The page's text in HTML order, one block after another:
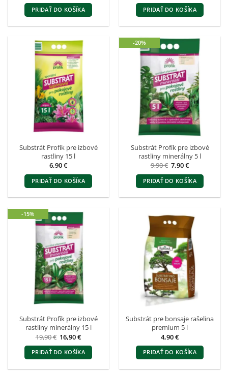
PRIDAŤ DO KOŠÍKA PRIDAŤ DO KOŠÍKA
Substrát Profík pre izbové
rastliny 15 l
6,90€
PRIDAŤ DO KOŠÍKA
-20%
Substrát Profík pre izbové
rastliny minerálny 5 l
9,90€ Pôvodná
bola:
9,90 €.
7,90€Aktuálna
je:
7,90 €.
PRIDAŤ DO KOŠÍKA
-15%
Substrát Profík pre izbové
rastliny minerálny 15 l
19,90€ Pôvodná
cena
bola:
19,90 €.
16,90€Aktuálna
je:
16,90 €.
PRIDAŤ DO KOŠÍKA
Substrát pre bonsaje rašelina
premium 5 l
4,90€
PRIDAŤ DO KOŠÍKA